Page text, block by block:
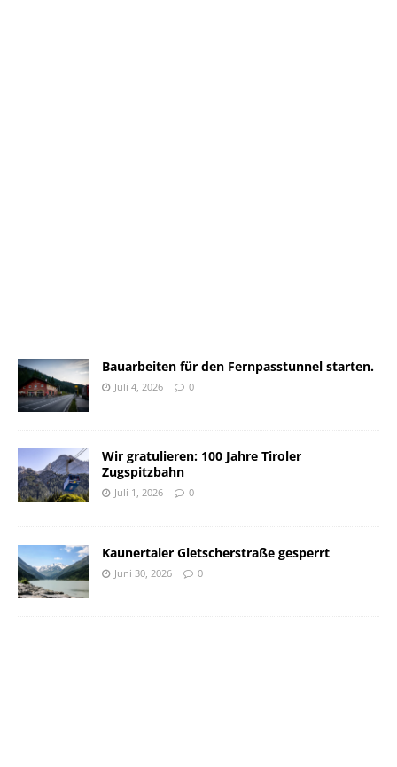
Bauarbeiten für den Fernpasstunnel starten.
Juli 4, 2026 0
Wir gratulieren: 100 Jahre Tiroler
Zugspitzbahn
Juli 1, 2026 0
Kaunertaler Gletscherstraße gesperrt
Juni 30, 2026 0